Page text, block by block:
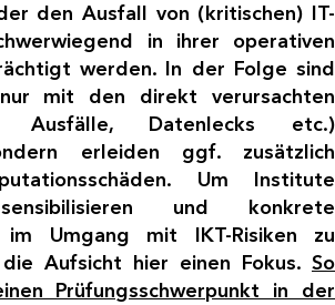
den Ausfall von (kritischen) IT-
in ihrer operativen
werden. In der Folge sind
mit den direkt verursachten
Ausfälle, Datenlecks etc.)
erleiden ggf. zusätzlich
Um Institute
und konkrete
im Umgang mit IKT-Risiken zu
Aufsicht hier einen Fokus. So
Prüfungsschwerpunkt in der